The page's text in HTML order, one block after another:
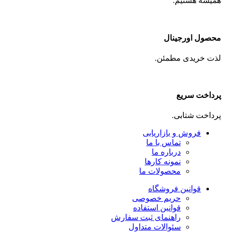
محصول اورجینال
لذت خریدی مطمئن.
پرداخت سریع
پرداخت شتابی.
فروش و بازاریابی
تماس با ما
درباره ما
نمونه کارها
محصولات ما
قوانین فروشگاه
حریم خصوصی
قوانین استفاده
راهنمای ثبت سفارش
سئوالات متداول